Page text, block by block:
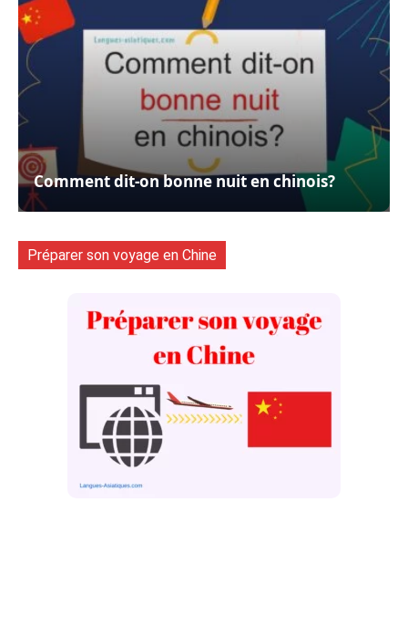
Comment dit-on bonne nuit en chinois?
Préparer son voyage en Chine